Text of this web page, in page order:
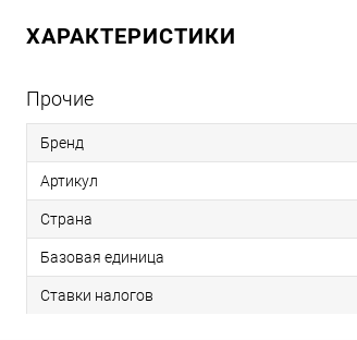
ХАРАКТЕРИСТИКИ
Прочие
Бренд
Артикул
Страна
Базовая единица
Ставки налогов